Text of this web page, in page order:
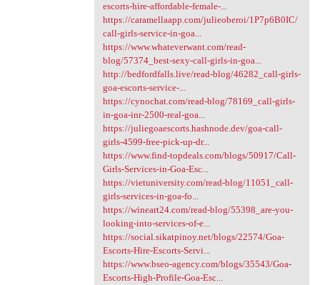
escorts-hire-affordable-female-...
https://caramellaapp.com/julieoberoi/1P7p6B0IC/
call-girls-service-in-goa...
https://www.whateverwant.com/read-
blog/57374_best-sexy-call-girls-in-goa...
http://bedfordfalls.live/read-blog/46282_call-girls-
goa-escorts-service-...
https://cynochat.com/read-blog/78169_call-girls-
in-goa-inr-2500-real-goa...
https://juliegoaescorts.hashnode.dev/goa-call-
girls-4599-free-pick-up-dr...
https://www.find-topdeals.com/blogs/50917/Call-
Girls-Services-in-Goa-Esc...
https://vietuniversity.com/read-blog/11051_call-
girls-services-in-goa-fo...
https://wineart24.com/read-blog/55398_are-you-
looking-into-services-of-e...
https://social.sikatpinoy.net/blogs/22574/Goa-
Escorts-Hire-Escorts-Servi...
https://www.bseo-agency.com/blogs/35543/Goa-
Escorts-High-Profile-Goa-Esc...